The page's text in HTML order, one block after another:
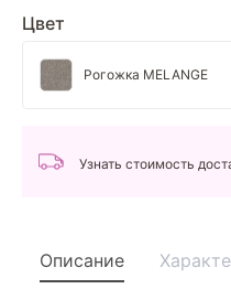
Цвет
Рогожка MELANGE
Узнать стоимость
Описание